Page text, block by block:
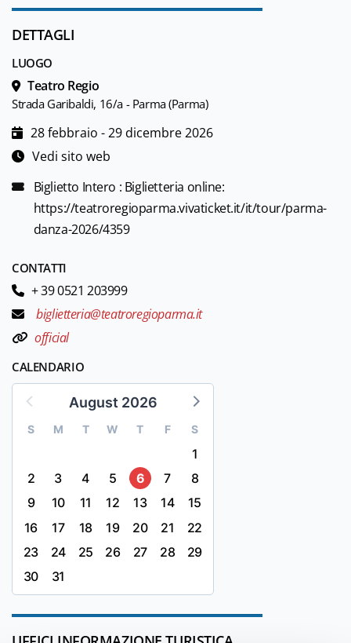
DETTAGLI
LUOGO
Teatro Regio
Strada Garibaldi, 16/a - Parma (Parma)
28 febbraio - 29 dicembre 2026
Vedi sito web
Biglietto Intero : Biglietteria online:
https://teatroregioparma.vivaticket.it/it/tour/parma-
danza-2026/4359
CONTATTI
+ 39 0521 203999
biglietteria@teatroregioparma.it
official
CALENDARIO
August 2026
S M T W T F S
1
2
3 4 5 6 7
8
9
10 11 12 13 14
15
16
17 18 19 20 21
22
23
24 25 26 27 28
29
30
31